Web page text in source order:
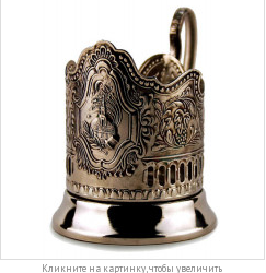
Кликните на картинку, чтобы увеличить